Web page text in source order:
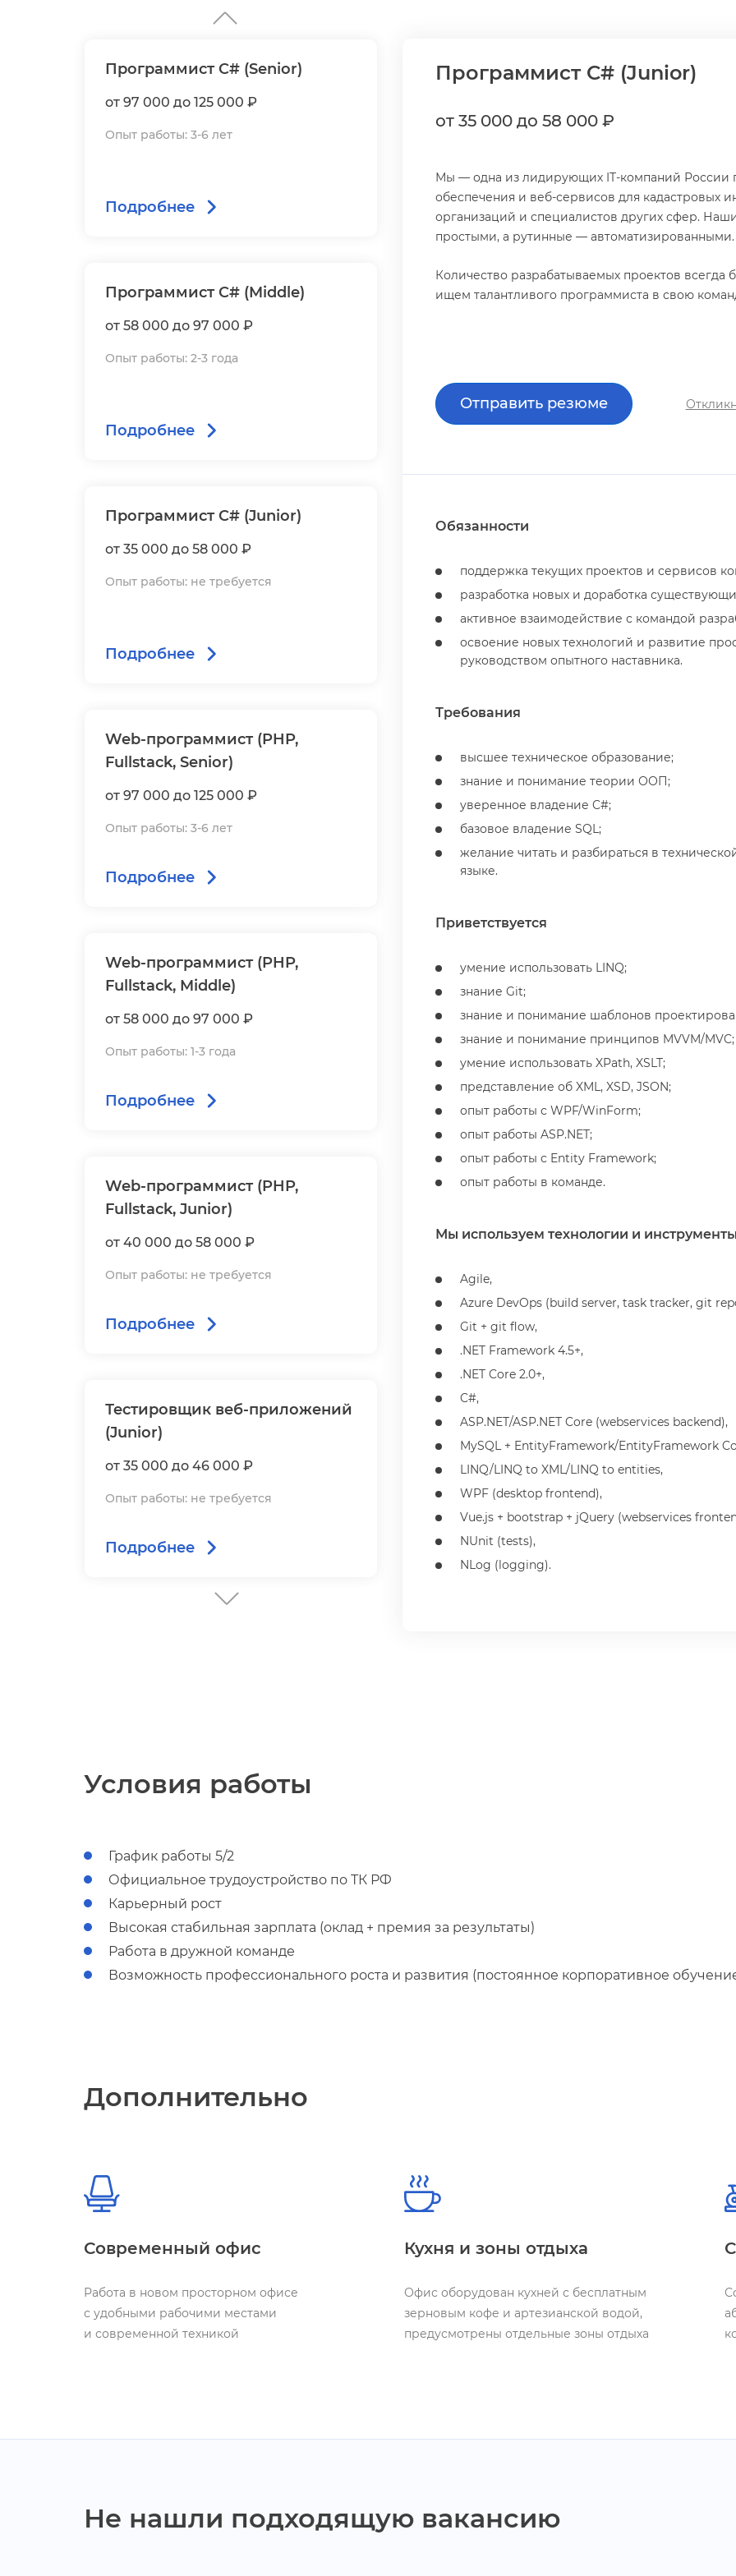
Программист C# (Senior)
от 97 000 до 125 000 ₽
Опыт работы: 3-6 лет
Подробнее
Программист C# (Middle)
от 58 000 до 97 000 ₽
Опыт работы: 2-3 года
Подробнее
Программист C# (Junior)
от 35 000 до 58 000 ₽
Опыт работы: не требуется
Подробнее
Web-программист (PHP,
Fullstack, Senior)
от 97 000 до 125 000 ₽
Опыт работы: 3-6 лет
Подробнее
Web-программист (PHP,
Fullstack, Middle)
от 58 000 до 97 000 ₽
Опыт работы: 1-3 года
Подробнее
Web-программист (PHP,
Fullstack, Junior)
от 40 000 до 58 000 ₽
Опыт работы: не требуется
Подробнее
Тестировщик веб-приложений
(Junior)
от 35 000 до 46 000 ₽
Опыт работы: не требуется
Подробнее
Специалист по тестированию
ПО
от 28 000 до 52 000 ₽
Опыт работы: не требуется
Подробнее
Специалист отдела
технической поддержки
Подробнее
Системный аналитик
Программист C# (Junior)
от 35 000 до 58 000 ₽
Мы — одна из лидирующих IT-компаний России
обеспечения и веб-сервисов для кадастровых
организаций и специалистов других сфер.
простыми, а рутинные —
Количество разрабатываемых проектов
ищем талантливого программиста в свою
Отправить резюме
Обязанности
поддержка текущих проектов и сервисов
разработка новых и доработка
активное взаимодействие с командой
освоение новых технологий и развитие
руководством опытного наставника.
Требования
ысшее техническое образование;
знание и понимание теории ООП;
уверенное владение C#;
азовое владение SQL;
желание читать и разбираться в
языке.
Приветствуется
умение использовать LINQ;
знание Git;
знание и понимание шаблонов
знание и понимание принципов MVVM/MVC;
умение использовать XPath, XSLT;
представление об XML, XSD, JSON;
опыт работы с WPF/WinForm;
опыт работы ASP.NET;
опыт работы с Entity Framework;
опыт работы в команде.
Мы используем технологии и
Agile,
Azure DevOps (build server, task tracker, git
Git + git flow,
.NET Framework 4.5+,
.NET Core 2.0+,
C#,
ASP.NET/ASP.NET Core (webservices backend),
MySQL + EntityFramework/EntityFramework
LINQ/LINQ to XML/LINQ to entities,
WPF (desktop frontend),
Vue.js + bootstrap + jQuery (webservices
NUnit (tests),
NLog (logging).
Условия работы
График работы 5/2
Официальное трудоустройство по ТК РФ
Карьерный рост
ысокая стабильная зарплата (оклад + премия за результаты)
Работа в дружной команде
озможность профессионального роста и развития (постоянное корпоративное
Дополнительно
Современный офис
Работа в новом просторном офисе
с удобными рабочими местами
и современной техникой
Кухня и зоны отдыха
Офис оборудован кухней с бесплатным
зерновым кофе и артезианской водой,
предусмотрены отдельные зоны отдыха
Не нашли подходящую вакансию